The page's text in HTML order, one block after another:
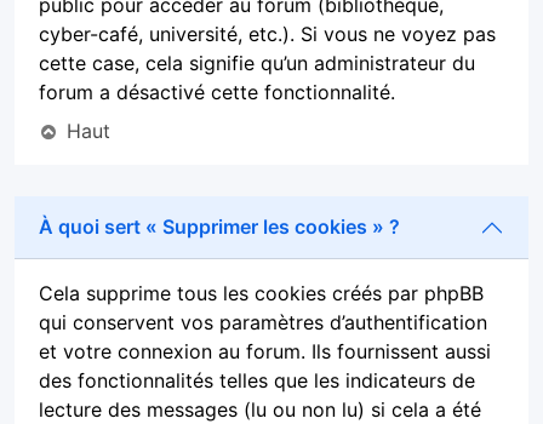
public pour accéder au forum (bibliothèque,
cyber-café, université, etc.). Si vous ne voyez pas
cette case, cela signifie qu’un administrateur du
forum a désactivé cette fonctionnalité.
Haut
À quoi sert « Supprimer les cookies » ?
Cela supprime tous les cookies créés par phpBB
qui conservent vos paramètres d’authentification
et votre connexion au forum. Ils fournissent aussi
des fonctionnalités telles que les indicateurs de
lecture des messages (lu ou non lu) si cela a été